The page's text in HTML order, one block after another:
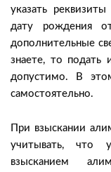
указать
дату рождения
дополнительные
знаете, то подать
допустимо. В
самостоятельно.
При взыскании
учитывать, что
взысканием